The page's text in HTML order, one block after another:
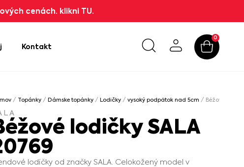
cenách. klikni TU.
Kontakt
0
/ Topánky /Dámske topánky /Lodičky /vysoký podpätok nad 5cm / Béžové
lodičky SALA
lodičky od značky SALA. Celokožený model v